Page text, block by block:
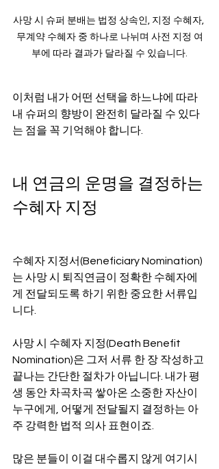
사망 시 슈퍼 분배는 법정 상속인, 지정 수혜자,
무계약 수혜자 중 하나로 나뉘며 사전 지정 여
부에 따라 결과가 달라질 수 있습니다.
이처럼 내가 어떤 선택을 하느냐에 따라
내 슈퍼의 향방이 완전히 달라질 수 있다
는 점을 꼭 기억해야 합니다.
내 연금의 운명을 결정하는
수혜자 지정
수혜자 지정서(Beneficiary Nomination)
는 사망 시 퇴직연금이 정확한 수혜자에
게 전달되도록 하기 위한 중요한 서류입
니다.
사망 시 수혜자 지정(Death Benefit
Nomination)은 그저 서류 한 장 작성하고
끝나는 간단한 절차가 아닙니다. 내가 평
생 동안 차곡차곡 쌓아온 소중한 자산이
누구에게, 어떻게 전달될지 결정하는 아
주 강력한 법적 의사 표현이죠.
많은 분들이 이걸 대수롭지 않게 여기시